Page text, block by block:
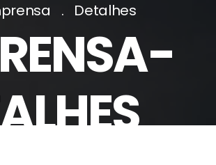
Detalhes